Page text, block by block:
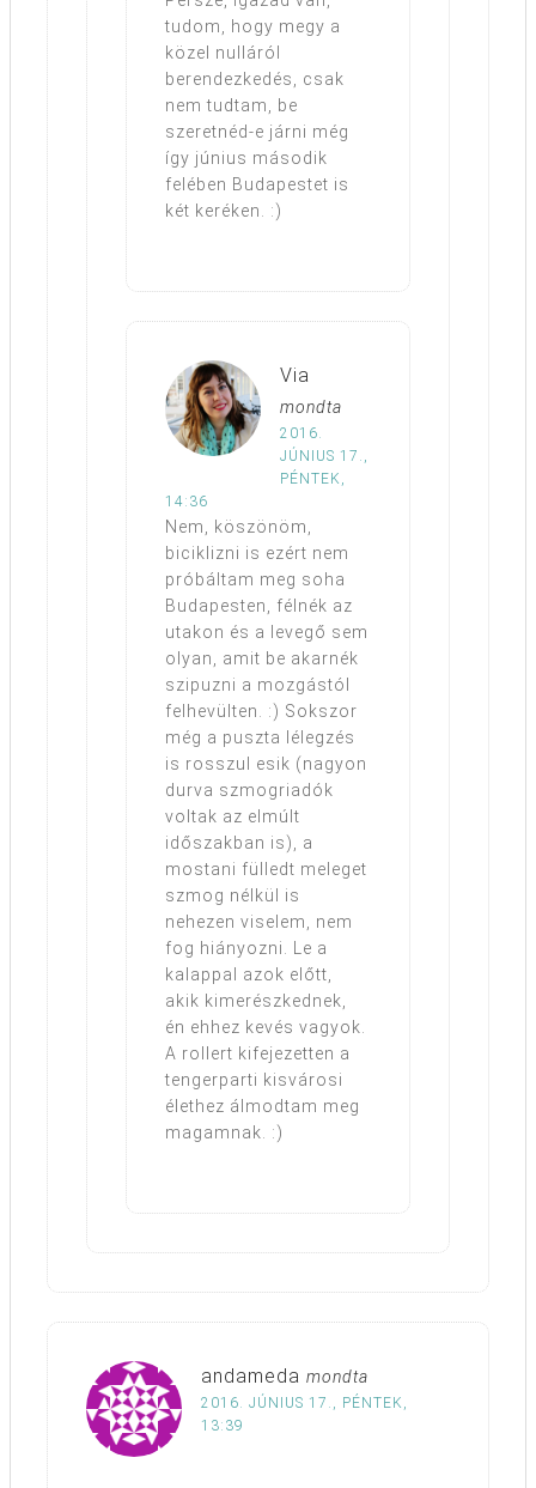
tudom, hogy megy a
közel nulláról
berendezkedés, csak
nem tudtam, be
szeretnéd-e járni még
így június második
felében Budapestet is
két keréken. :)
Via
mondta
2016.
JÚNIUS 17.,
PÉNTEK,
14:36
Nem, köszönöm,
biciklizni is ezért nem
próbáltam meg soha
Budapesten, félnék az
utakon és a levegő sem
olyan, amit be akarnék
szipuzni a mozgástól
felhevülten. :) Sokszor
még a puszta lélegzés
is rosszul esik (nagyon
durva szmogriadók
voltak az elmúlt
időszakban is), a
mostani fülledt meleget
szmog nélkül is
nehezen viselem, nem
fog hiányozni. Le a
kalappal azok előtt,
akik kimerészkednek,
én ehhez kevés vagyok.
A rollert kifejezetten a
tengerparti kisvárosi
élethez álmodtam meg
magamnak. :)
andameda mondta
2016. JÚNIUS 17., PÉNTEK,
13:39